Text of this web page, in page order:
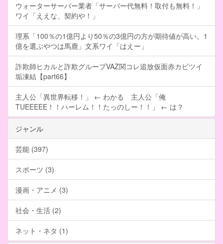
ウォーターサーバー業者「サーバー代無料！取付も無料！」
ワイ「ええな、契約や！」
理系「100％の1億円より50％の3億円の方が期待値が高い。1
億を選ぶやつは馬鹿」文系ワイ「はえー」
詐欺師ヒカルと詐欺グループVAZ関コレ追放仮面赤カビツイ
垢凍結【part66】
主人公「異世界転移！」 ← わかる 主人公「俺
TUEEEEE！！ハーレム！！たっのしー！！」 ← は？
ジャンル
芸能 (397)
スポーツ (3)
漫画・アニメ (3)
社会・生活 (2)
ネット・ネタ (1)